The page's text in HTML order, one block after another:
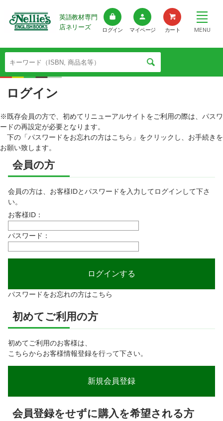
英語教材専門
店ネリーズ
ログイン マイページ カート MENU
ログイン
※既存会員の方で、初めてリニューアルサイトをご利用の際は、パスワ
ードの再設定が必要となります。
下の「パスワードをお忘れの方はこちら」をクリックし、お手続きを
お願い致します。
会員の方
会員の方は、お客様IDとパスワードを入力してログインして下さ
い。
お客様ID：
パスワード：
パスワードをお忘れの方はこちら
初めてご利用の方
初めてご利用のお客様は、
こちらからお客様情報登録を行って下さい。
会員登録をせずに購入を希望される方